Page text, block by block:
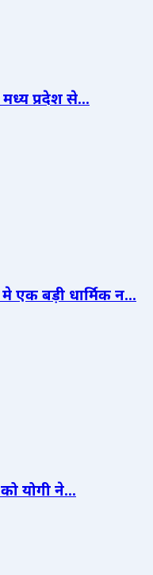
प्रदेश से...
एक बड़ी धार्मिक न...
योगी ने...